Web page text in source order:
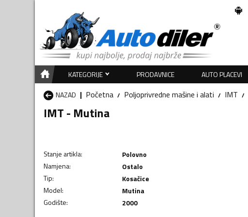
KATEGORIJE PRODAVNICE AUTO PLACEVI
NAZAD
Početna Poljoprivredne mašine i alati IMT
IMT - Mutina
Stanje artikla:
Polovno
Namjena:
Ostalo
Tip:
Kosačice
Model:
Mutina
Godište: 2000